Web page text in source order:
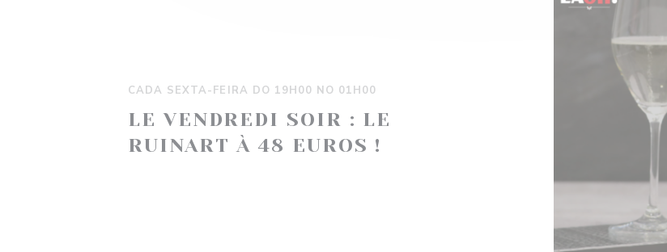
CADA SEXTA-FEIRA DO 19H00 NO 01H00
LE VENDREDI SOIR : LE
RUINART À 48 EUROS !